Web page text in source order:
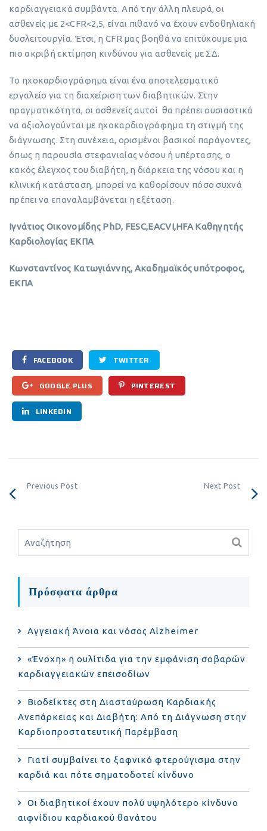
καρδιαγγειακά συμβάντα. Από την άλλη πλευρά, οι
ασθενείς με 2<CFR<2,5, είναι πιθανό να έχουν ενδοθηλιακή
δυσλειτουργία. Έτσι, η CFR μας βοηθά να επιτύχουμε μια
πιο ακριβή εκτίμηση κινδύνου για ασθενείς με ΣΔ.
Το ηχοκαρδιογράφημα είναι ένα αποτελεσματικό
εργαλείο για τη διαχείριση των διαβητικών. Στην
πραγματικότητα, οι ασθενείς αυτοί θα πρέπει ουσιαστικά
να αξιολογούνται με ηχοκαρδιογράφημα τη στιγμή της
διάγνωσης. Στη συνέχεια, ορισμένοι βασικοί παράγοντες,
όπως η παρουσία στεφανιαίας νόσου ή υπέρτασης, ο
κακός έλεγχος του διαβήτη, η διάρκεια της νόσου και η
κλινική κατάσταση, μπορεί να καθορίσουν πόσο συχνά
πρέπει να επαναλαμβάνεται η εξέταση.
Ιγνάτιος Οικονομίδης PhD, FESC,EACVI,HFA Καθηγητής
Καρδιολογίας ΕΚΠA
Κωνσταντίνος Κατωγιάννης, Ακαδημαϊκός υπότροφος,
ΕΚΠΑ
FACEBOOK TWITTER
GOOGLE PLUS PINTEREST
LINKEDIN
Previous Post Next Post
Πρόσφατα άρθρα
Αγγειακή Άνοια και νόσος Alzheimer
«Ένοχη» η ουλίτιδα για την εμφάνιση σοβαρών
καρδιαγγειακών επεισοδίων
Βιοδείκτες στη Διασταύρωση Καρδιακής
Ανεπάρκειας και Διαβήτη: Από τη Διάγνωση στην
Καρδιοπροστατευτική Παρέμβαση
Γιατί συμβαίνει το ξαφνικό φτερούγισμα στην
καρδιά και πότε σηματοδοτεί κίνδυνο
Οι διαβητικοί έχουν πολύ υψηλότερο κίνδυνο
αιφνίδιου καρδιακού θανάτου